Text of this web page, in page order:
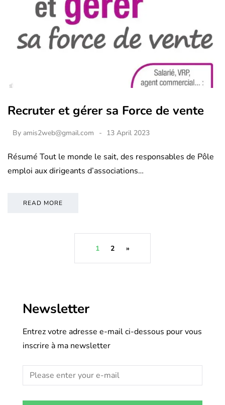
Recruter et gérer sa Force de vente
By amis2web@gmail.com 13 April 2023
Résumé Tout le monde le sait, des responsables de Pôle
emploi aux dirigeants d’associations…
READ MORE
1 2 »
Newsletter
Entrez votre adresse e-mail ci-dessous pour vous
inscrire à ma newsletter